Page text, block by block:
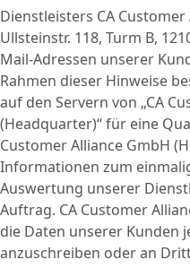
Dienstleisters CA
Ullsteinstr. 118, Turm B,
Mail-Adressen unserer
Rahmen dieser Hinweise
auf den Servern von „CA
(Headquarter)“ für eine
Customer Alliance GmbH
Informationen zum
Auswertung unserer
Auftrag. CA Customer
die Daten unserer Kunden
anzuschreiben oder an